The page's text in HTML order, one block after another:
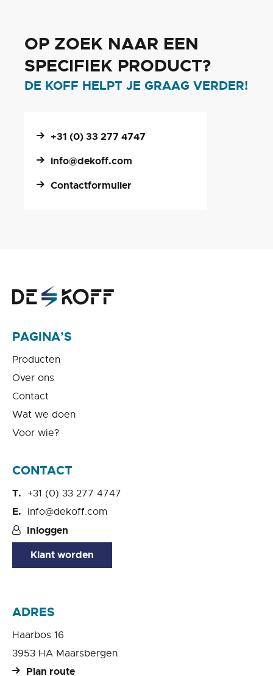
OP ZOEK NAAR EEN
SPECIFIEK PRODUCT?
DE KOFF HELPT JE GRAAG VERDER!
+31 (0) 33 277 4747
info@dekoff.com
Contactformulier
PAGINA’S
Producten
Over ons
Contact
Wat we doen
Voor wie?
CONTACT
+31 (0) 33 277 4747
info@dekoff.com
Inloggen
Klant worden
ADRES
Haarbos 16
3953 HA Maarsbergen
Plan route